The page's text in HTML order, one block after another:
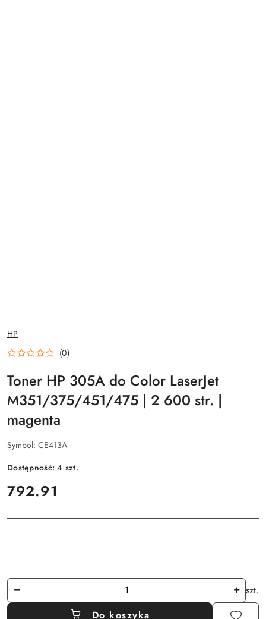
NAZWA
PRODUCENTA:
HP
(0)
Toner HP 305A do Color LaserJet
M351/375/451/475 | 2 600 str. |
magenta
Symbol: CE413A
Dostępność:4 szt.
cena:
792.91
Ilość
szt.
Do koszyka